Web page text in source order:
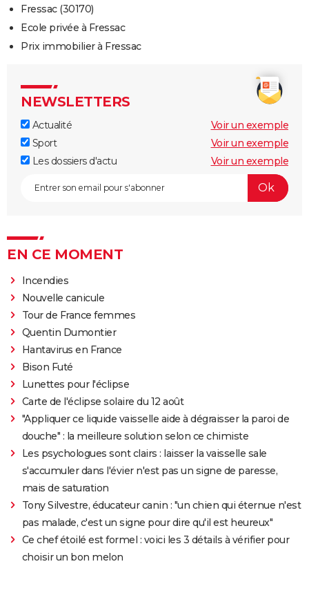
Fressac (30170)
Ecole privée à Fressac
Prix immobilier à Fressac
NEWSLETTERS
Actualité
Voir un exemple
Sport
Voir un exemple
Les dossiers d'actu
Voir un exemple
EN CE MOMENT
Incendies
Nouvelle canicule
Tour de France femmes
Quentin Dumontier
Hantavirus en France
Bison Futé
Lunettes pour l'éclipse
Carte de l'éclipse solaire du 12 août
"Appliquer ce liquide vaisselle aide à dégraisser la paroi de
douche" : la meilleure solution selon ce chimiste
Les psychologues sont clairs : laisser la vaisselle sale
s'accumuler dans l'évier n'est pas un signe de paresse,
mais de saturation
Tony Silvestre, éducateur canin : "un chien qui éternue n'est
pas malade, c'est un signe pour dire qu'il est heureux"
Ce chef étoilé est formel : voici les 3 détails à vérifier pour
choisir un bon melon